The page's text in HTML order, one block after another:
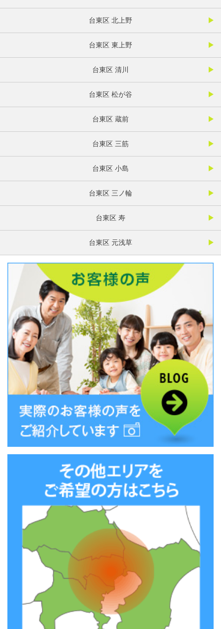
台東区 北上野
台東区 東上野
台東区 清川
台東区 松が谷
台東区 蔵前
台東区 三筋
台東区 小島
台東区 三ノ輪
台東区 寿
台東区 元浅草